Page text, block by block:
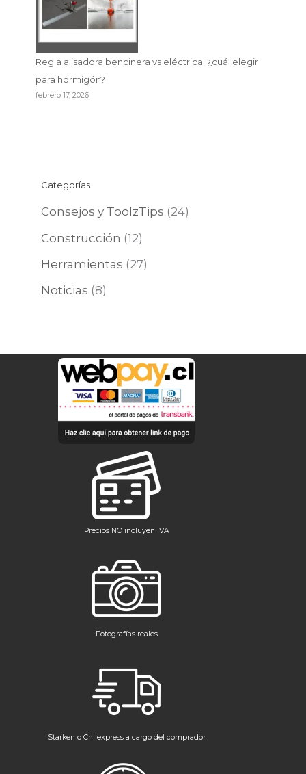
Regla alisadora bencinera vs eléctrica: ¿cuál elegir
para hormigón?
febrero 17, 2026
Categorías
Consejos y ToolzTips (24)
Construcción (12)
Herramientas (27)
Noticias (8)
Precios NO incluyen IVA
Fotografías reales
Starken o Chilexpress a cargo del comprador